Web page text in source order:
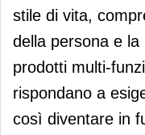
stile di vita,
della persona e
prodotti multi-
rispondano a
così diventare in